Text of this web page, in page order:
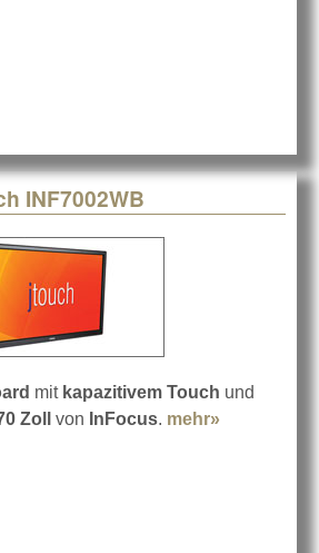
INF7002WB
mitkapazitivem Touch und
Zoll von InFocus. mehr»